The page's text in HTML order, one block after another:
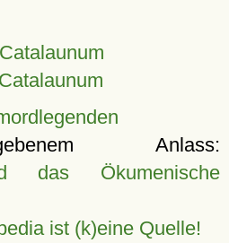
Anlass:
das Ökumenische
ist (k)eine Quelle!